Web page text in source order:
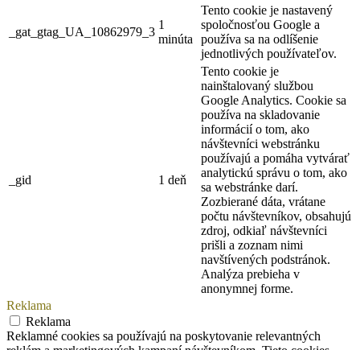
_gat_gtag_UA_10862979_3
1
minúta
Tento cookie je nastavený
spoločnosťou Google a
používa sa na odlíšenie
jednotlivých používateľov.
_gid 1 deň
Tento cookie je
nainštalovaný službou
Google Analytics. Cookie sa
používa na skladovanie
informácií o tom, ako
návštevníci webstránku
používajú a pomáha vytvárať
analytickú správu o tom, ako
sa webstránke darí.
Zozbierané dáta, vrátane
počtu návštevníkov, obsahujú
zdroj, odkiaľ návštevníci
prišli a zoznam nimi
navštívených podstránok.
Analýza prebieha v
anonymnej forme.
Reklama
Reklama
Reklamné cookies sa používajú na poskytovanie relevantných